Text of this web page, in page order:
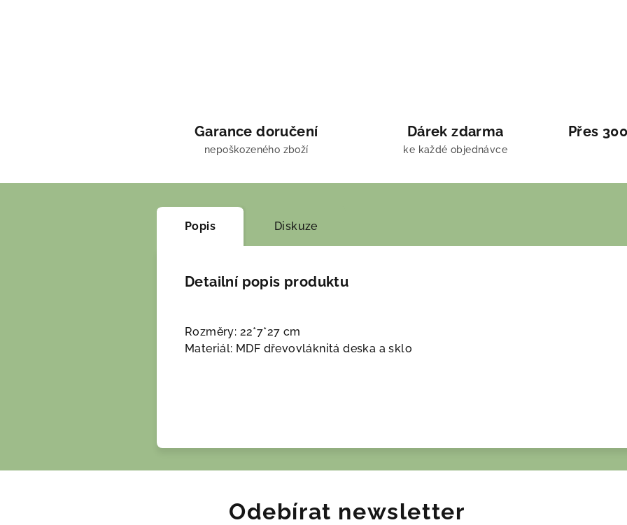
Garance doručení
nepoškozeného zboží
Dárek zdarma
ke každé objednávce
Přes
Popis Diskuze
Detailní popis produktu
Rozměry: 22*7*27 cm
Materiál: MDF dřevovláknitá deska a sklo
Odebírat newsletter